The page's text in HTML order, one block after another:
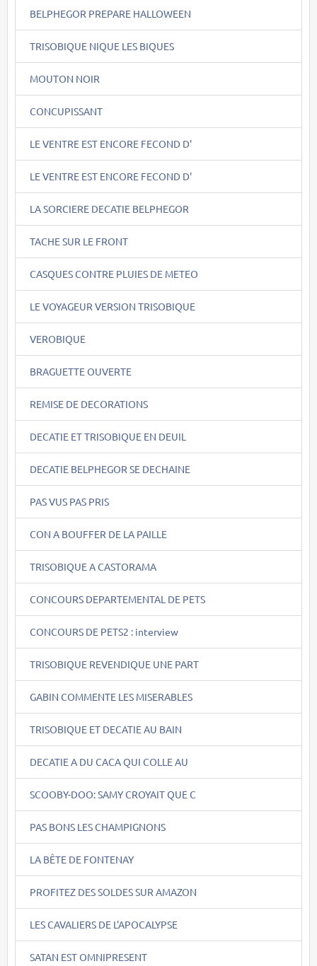
BELPHEGOR PREPARE HALLOWEEN
TRISOBIQUE NIQUE LES BIQUES
MOUTON NOIR
CONCUPISSANT
LE VENTRE EST ENCORE FECOND D'
LE VENTRE EST ENCORE FECOND D'
LA SORCIERE DECATIE BELPHEGOR
TACHE SUR LE FRONT
CASQUES CONTRE PLUIES DE METEO
LE VOYAGEUR VERSION TRISOBIQUE
VEROBIQUE
BRAGUETTE OUVERTE
REMISE DE DECORATIONS
DECATIE ET TRISOBIQUE EN DEUIL
DECATIE BELPHEGOR SE DECHAINE
PAS VUS PAS PRIS
CON A BOUFFER DE LA PAILLE
TRISOBIQUE A CASTORAMA
CONCOURS DEPARTEMENTAL DE PETS
CONCOURS DE PETS2 : interview
TRISOBIQUE REVENDIQUE UNE PART
GABIN COMMENTE LES MISERABLES
TRISOBIQUE ET DECATIE AU BAIN
DECATIE A DU CACA QUI COLLE AU
SCOOBY-DOO: SAMY CROYAIT QUE C
PAS BONS LES CHAMPIGNONS
LA BÊTE DE FONTENAY
PROFITEZ DES SOLDES SUR AMAZON
LES CAVALIERS DE L'APOCALYPSE
SATAN EST OMNIPRESENT